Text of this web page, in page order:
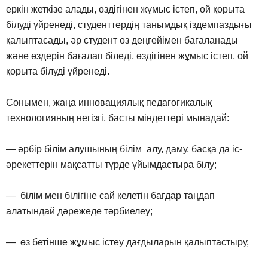
еркін жеткізе алады, өздігінен жұмыс істеп, ой қорыта
білуді үйренеді, студенттердің танымдық іздемпаздығы
қалыптасады, әр студент өз деңгейімен бағаланады
және өздерін бағалап біледі, өздігінен жұмыс істеп, ой
қорыта білуді үйренеді.
Сонымен, жаңа инновациялық педагогикалық
технологияның негізгі, басты міндеттері мынадай:
— әрбір білім алушының білім алу, даму, басқа да іс-
әрекеттерін мақсатты түрде ұйымдастыра білу;
— білім мен білігіне сай келетін бағдар таңдап
алатындай дәрежеде тәрбиелеу;
— өз бетінше жұмыс істеу дағдыларын қалыптастыру,